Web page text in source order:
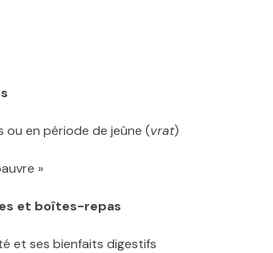
en période de jeûne (vrat)
»
et boîtes-repas
et ses bienfaits digestifs